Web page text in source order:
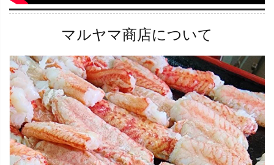
マルヤマ商店について